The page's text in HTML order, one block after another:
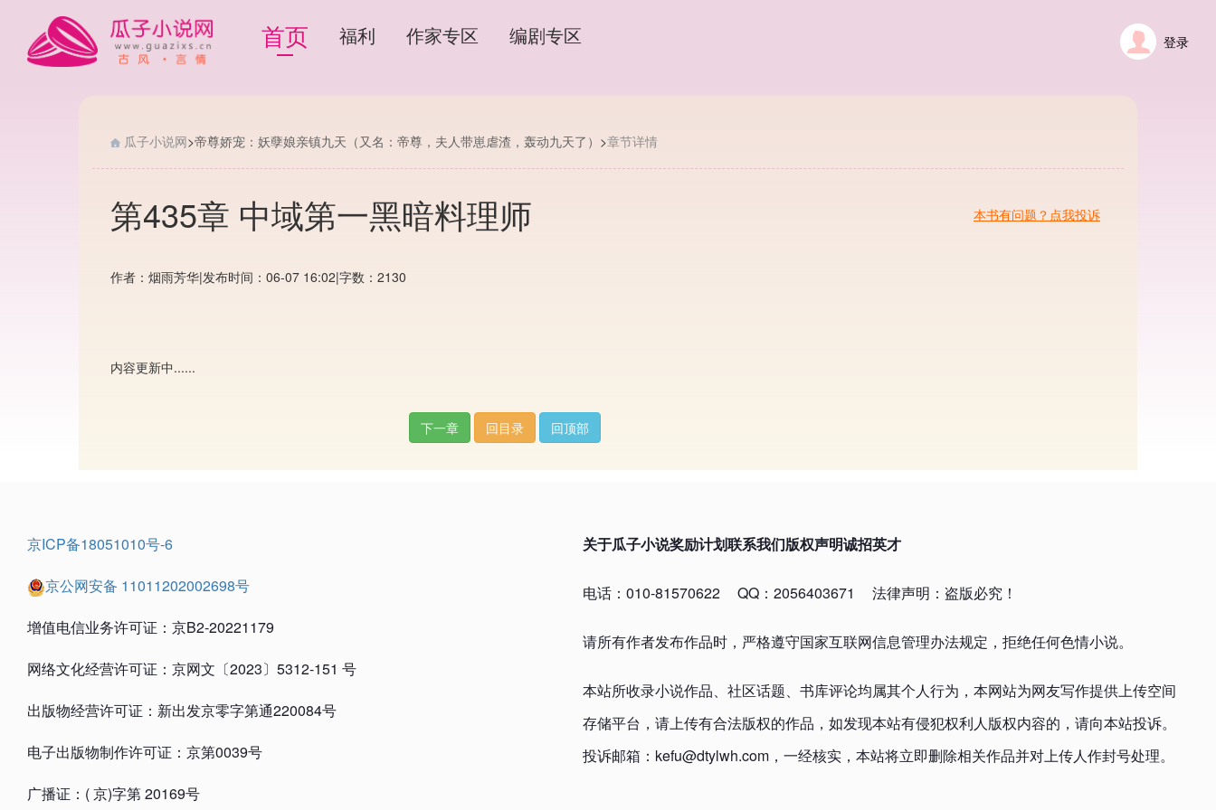
首页 福利 作家专区 编剧专区 登录
瓜子小说网>帝尊娇宠：妖孽娘亲镇九天（又名：帝尊，夫人带崽虐渣，轰动九天了） >章节详情
本书有问题？点我投诉
第435章 中域第一黑暗料理师
作者：烟雨芳华|发布时间：06-07 16:02|字数：2130
内容更新中......
下一章 回目录 回顶部
京ICP备18051010号-6
京公网安备 11011202002698号
增值电信业务许可证：京B2-20221179
网络文化经营许可证：京网文〔2023〕5312-151 号
出版物经营许可证：新出发京零字第通220084号
电子出版物制作许可证：京第0039号
广播证：( 京)字第 20169号
关于瓜子小说奖励计划联系我们版权声明诚招英才
电话：010-81570622 QQ：2056403671 法律声明：盗版必究！
请所有作者发布作品时，严格遵守国家互联网信息管理办法规定，拒绝任何色情小说。
本站所收录小说作品、社区话题、书库评论均属其个人行为，本网站为网友写作提供上传空间
存储平台，请上传有合法版权的作品，如发现本站有侵犯权利人版权内容的，请向本站投诉。
投诉邮箱：kefu@dtylwh.com，一经核实，本站将立即删除相关作品并对上传人作封号处理。